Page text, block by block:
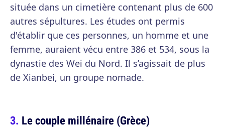
située dans un cimetière contenant plus de 600
autres sépultures. Les études ont permis
d'établir que ces personnes, un homme et une
femme, auraient vécu entre 386 et 534, sous la
dynastie des Wei du Nord. Il s’agissait de plus
de Xianbei, un groupe nomade.
Le couple millénaire (Grèce)